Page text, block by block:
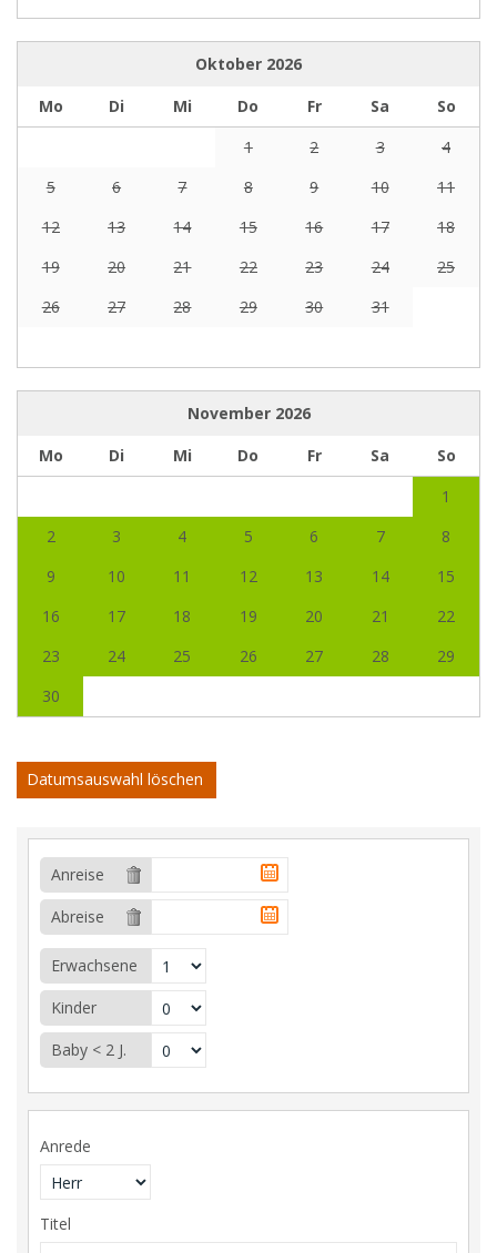
Oktober 2026
Mo
Di Mi Do Fr Sa
So
1
2 3
4
5
6 7 8 9 10
11
12
13 14 15 16 17
18
19
20 21 22 23 24
25
26
27 28 29 30 31
November 2026
Mo
Di Mi Do Fr Sa
So
1
2
3 4 5 6 7
8
9
10 11 12 13 14
15
16
17 18 19 20 21
22
23
24 25 26 27 28
29
30
Datumsauswahl löschen
Anreise
Abreise
Erwachsene
Kinder
Baby < 2 J.
Anrede
Titel